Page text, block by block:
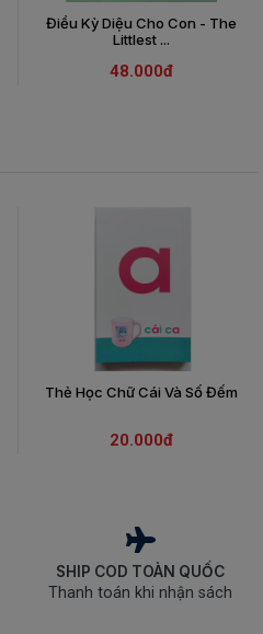
Điều Kỳ Diệu Cho Con - The
Littlest ...
48.000đ
Thẻ Học Chữ Cái Và Số Đếm
20.000đ
SHIP COD TOÀN QUỐC
Thanh toán khi nhận sách